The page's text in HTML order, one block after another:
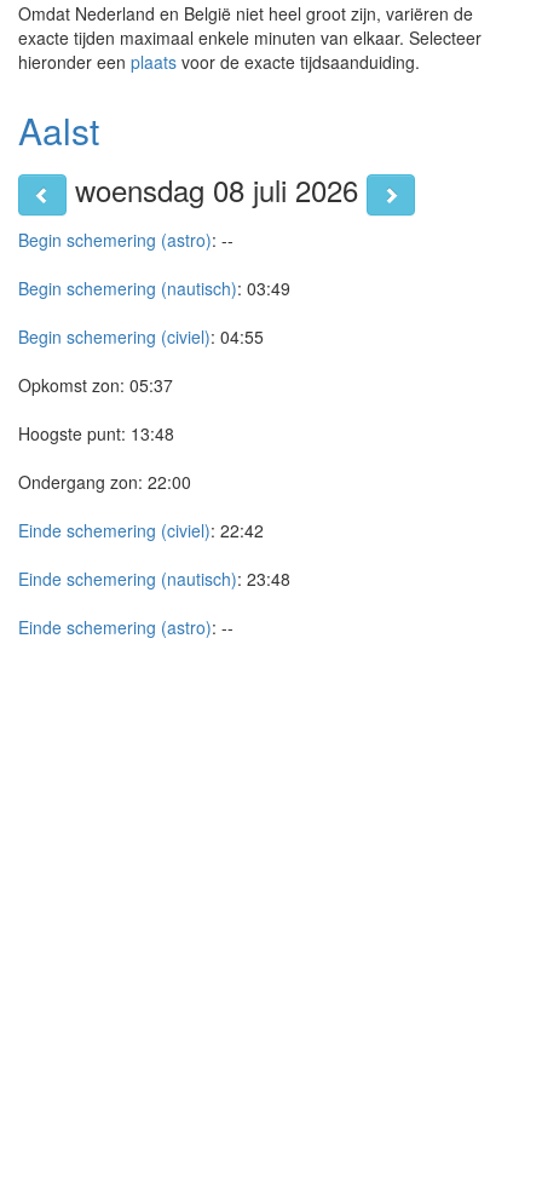
Omdat Nederland en België niet heel groot zijn, variëren de
exacte tijden maximaal enkele minuten van elkaar. Selecteer
hieronder een plaats voor de exacte tijdsaanduiding.
Aalst
woensdag 08 juli 2026
Begin schemering (astro): --
Begin schemering (nautisch): 03:49
Begin schemering (civiel): 04:55
Opkomst zon: 05:37
Hoogste punt: 13:48
Ondergang zon: 22:00
Einde schemering (civiel): 22:42
Einde schemering (nautisch): 23:48
Einde schemering (astro): --